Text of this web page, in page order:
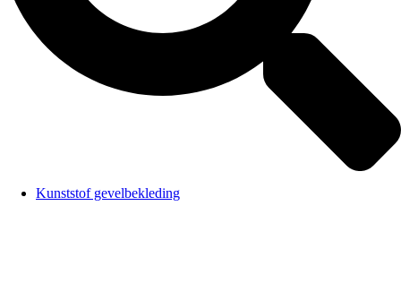
Kunststof gevelbekleding